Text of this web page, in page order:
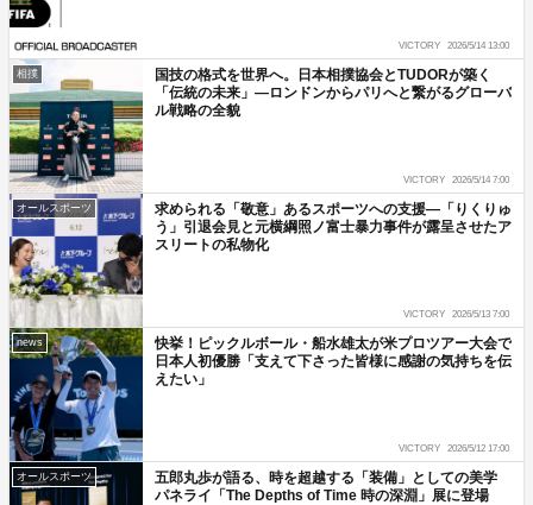
VICTORY 2026/5/14 13:00
相撲
国技の格式を世界へ。日本相撲協会とTUDORが築く
「伝統の未来」―ロンドンからパリへと繋がるグローバ
ル戦略の全貌
VICTORY 2026/5/14 7:00
オールスポーツ
求められる「敬意」あるスポーツへの支援―「りくりゅ
う」引退会見と元横綱照ノ富士暴力事件が露呈させたア
スリートの私物化
VICTORY 2026/5/13 7:00
news
快挙！ピックルボール・船水雄太が米プロツアー大会で
日本人初優勝「支えて下さった皆様に感謝の気持ちを伝
えたい」
VICTORY 2026/5/12 17:00
オールスポーツ
五郎丸歩が語る、時を超越する「装備」としての美学
パネライ「The Depths of Time 時の深淵」展に登場